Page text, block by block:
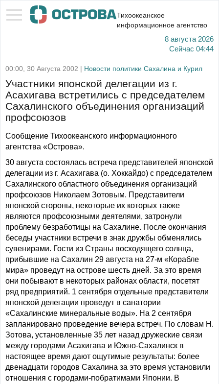
Тихоокеанское
информационное агентство
8 августа 2026
Сейчас 04:44
00:00, 30 Августа 2002 | Новости политики Сахалина и Курил
Участники японской делегации из г.
Асахигава встретились с председателем
Сахалинского объединения организаций
профсоюзов
Сообщение Тихоокеанского информационного
агентства «Острова».
30 августа состоялась встреча представителей японской
делегации из г. Асахигава (о. Хоккайдо) с председателем
Сахалинского областного объединения организаций
профсоюзов Николаем Зотовым. Представители
японской стороны, некоторые их которых также
являются профсоюзными деятелями, затронули
проблему безработицы на Сахалине. После окончания
беседы участники встречи в знак дружбы обменялись
сувенирами. Гости из Страны восходящего солнца,
прибывшие на Сахалин 29 августа на 27-м «Корабле
мира» проведут на острове шесть дней. За это время
они побывают в некоторых районах области, посетят
ряд предприятий. 1 сентября отдельные представители
японской делегации проведут в санатории
«Сахалинские минеральные воды». На 2 сентября
запланировано проведение вечера встреч. По словам Н.
Зотова, установленные 35 лет назад дружеские связи
между городами Асахигава и Южно-Сахалинск в
настоящее время дают ощутимые результаты: более
двенадцати городов Сахалина за это время установили
отношения с городами-побратимами Японии. В